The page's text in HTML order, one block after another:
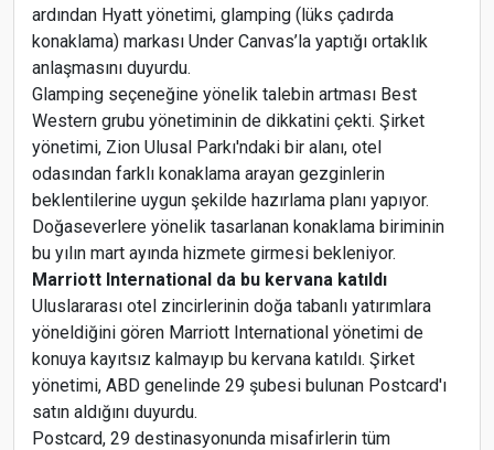
ardından Hyatt yönetimi, glamping (lüks çadırda
konaklama) markası Under Canvas’la yaptığı ortaklık
anlaşmasını duyurdu.
Glamping seçeneğine yönelik talebin artması Best
Western grubu yönetiminin de dikkatini çekti. Şirket
yönetimi, Zion Ulusal Parkı'ndaki bir alanı, otel
odasından farklı konaklama arayan gezginlerin
beklentilerine uygun şekilde hazırlama planı yapıyor.
Doğaseverlere yönelik tasarlanan konaklama biriminin
bu yılın mart ayında hizmete girmesi bekleniyor.
Marriott International da bu kervana katıldı
Uluslararası otel zincirlerinin doğa tabanlı yatırımlara
yöneldiğini gören Marriott International yönetimi de
konuya kayıtsız kalmayıp bu kervana katıldı. Şirket
yönetimi, ABD genelinde 29 şubesi bulunan Postcard'ı
satın aldığını duyurdu.
Postcard, 29 destinasyonunda misafirlerin tüm